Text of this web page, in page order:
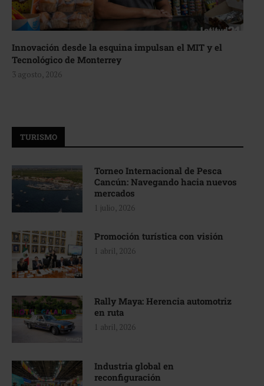
Innovación desde la esquina impulsan el MIT y el
Tecnológico de Monterrey
3 agosto, 2026
TURISMO
Torneo Internacional de Pesca
Cancún: Navegando hacia nuevos
mercados
1 julio, 2026
Promoción turística con visión
1 abril, 2026
Rally Maya: Herencia automotriz
en ruta
1 abril, 2026
Industria global en
reconfiguración